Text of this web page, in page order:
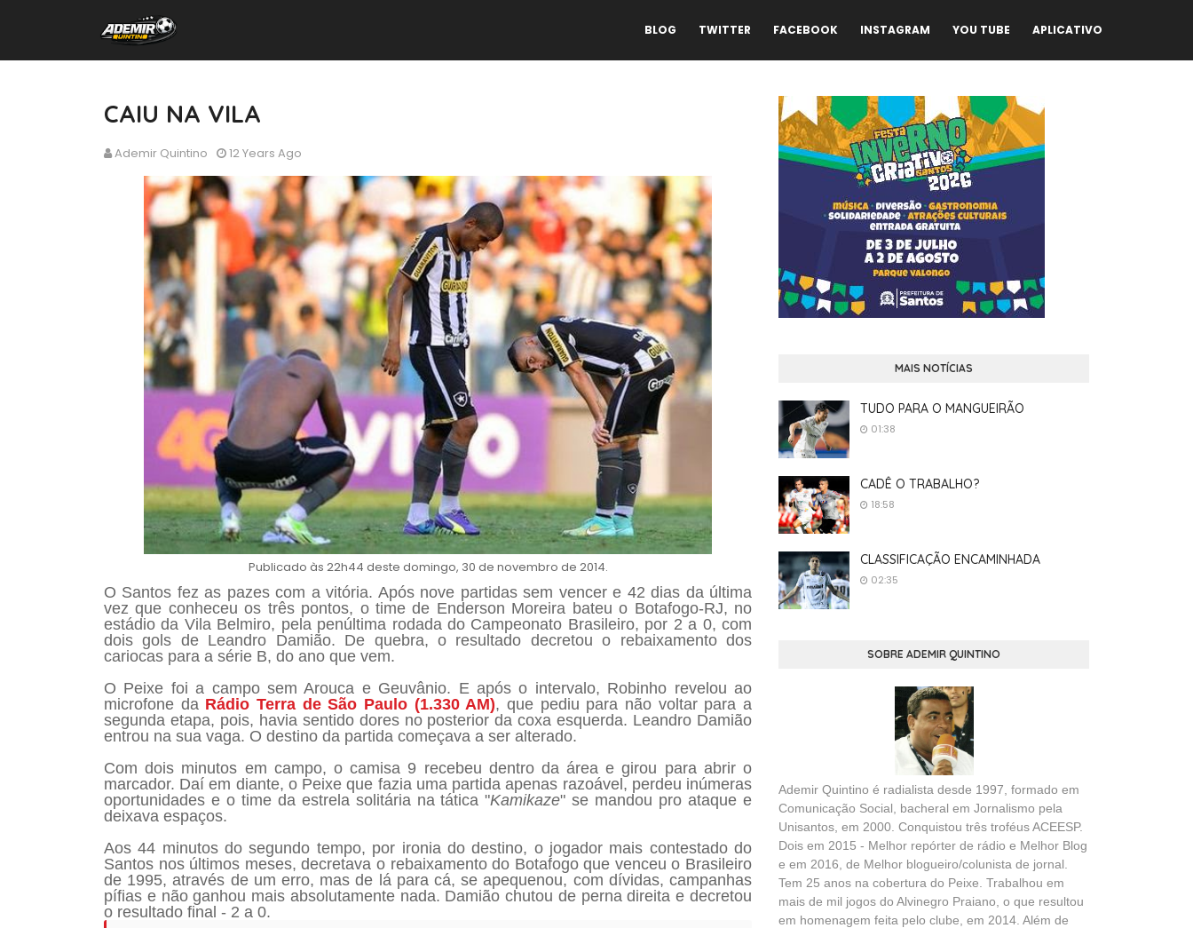
BLOG TWITTER FACEBOOK INSTAGRAM YOU TUBE APLICATIVO
CAIU NA VILA
Ademir Quintino 12 Years Ago
Publicado às 22h44 deste domingo, 30 de novembro de 2014.
O Santos fez as pazes com a vitória. Após nove partidas sem vencer e 42 dias da última
vez que conheceu os três pontos, o time de Enderson Moreira bateu o Botafogo-RJ, no
estádio da Vila Belmiro, pela penúltima rodada do Campeonato Brasileiro, por 2 a 0, com
dois gols de Leandro Damião. De quebra, o resultado decretou o rebaixamento dos
cariocas para a série B, do ano que vem.
O Peixe foi a campo sem Arouca e Geuvânio. E após o intervalo, Robinho revelou ao
microfone da Rádio Terra de São Paulo (1.330 AM), que pediu para não voltar para a
segunda etapa, pois, havia sentido dores no posterior da coxa esquerda. Leandro Damião
entrou na sua vaga. O destino da partida começava a ser alterado.
Com dois minutos em campo, o camisa 9 recebeu dentro da área e girou para abrir o
marcador. Daí em diante, o Peixe que fazia uma partida apenas razoável, perdeu inúmeras
oportunidades e o time da estrela solitária na tática "Kamikaze" se mandou pro ataque e
deixava espaços.
Aos 44 minutos do segundo tempo, por ironia do destino, o jogador mais contestado do
Santos nos últimos meses, decretava o rebaixamento do Botafogo que venceu o Brasileiro
de 1995, através de um erro, mas de lá para cá, se apequenou, com dívidas, campanhas
pífias e não ganhou mais absolutamente nada. Damião chutou de perna direita e decretou
o resultado final - 2 a 0.
MAIS NOTÍCIAS
TUDO PARA O MANGUEIRÃO
01:38
CADÊ O TRABALHO?
18:58
CLASSIFICAÇÃO ENCAMINHADA
02:35
SOBRE ADEMIR QUINTINO
Ademir Quintino é radialista desde 1997, formado em
Comunicação Social, bacheral em Jornalismo pela
Unisantos, em 2000. Conquistou três troféus ACEESP.
Dois em 2015 - Melhor repórter de rádio e Melhor Blog
e em 2016, de Melhor blogueiro/colunista de jornal.
Tem 25 anos na cobertura do Peixe. Trabalhou em
mais de mil jogos do Alvinegro Praiano, o que resultou
em homenagem feita pelo clube, em 2014. Além de